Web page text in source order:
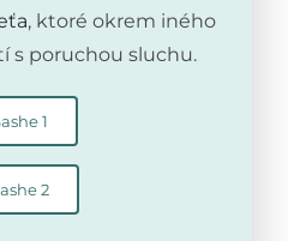
, ktoré okrem iného
s poruchou sluchu.
1
2